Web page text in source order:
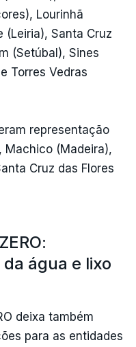
Lourinhã
(Leiria), Santa Cruz
(Setúbal), Sines
Torres Vedras
representação
Machico (Madeira),
Cruz das Flores
água e lixo
deixa também
para as entidades